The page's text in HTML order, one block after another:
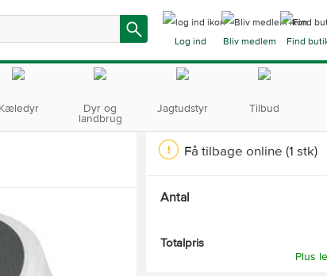
Log ind Bliv medlem Find
Kæledyr Dyr og
landbrug
Jagtudstyr Tilbud
Få tilbage online (1 stk)
Antal
Totalpris
Plus